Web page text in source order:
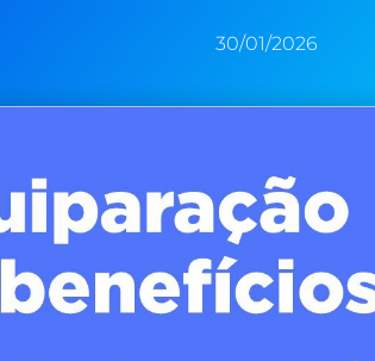
30/01/2026